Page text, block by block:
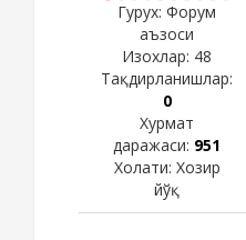
Гурух: Форум
аъзоси
Изохлар: 48
Тақдирланишлар:
0
Хурмат
даражаси: 951
Холати: Хозир
йўқ